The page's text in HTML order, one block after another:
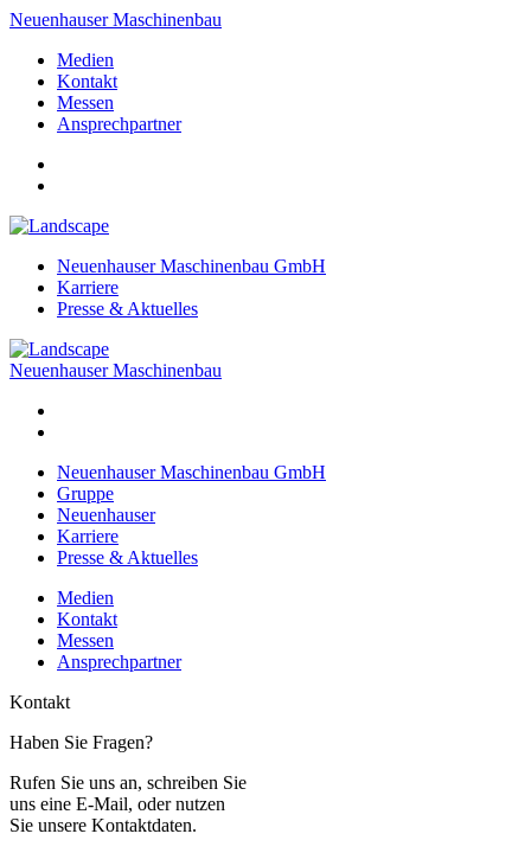
Neuenhauser Maschinenbau
Medien
Kontakt
Messen
Ansprechpartner
Neuenhauser Maschinenbau GmbH
Karriere
Presse & Aktuelles
Neuenhauser Maschinenbau
Neuenhauser Maschinenbau GmbH
Gruppe
Neuenhauser
Karriere
Presse & Aktuelles
Medien
Kontakt
Messen
Ansprechpartner
Kontakt
Haben Sie Fragen?
Rufen Sie uns an, schreiben Sie
uns eine E-Mail, oder nutzen
Sie unsere Kontaktdaten.